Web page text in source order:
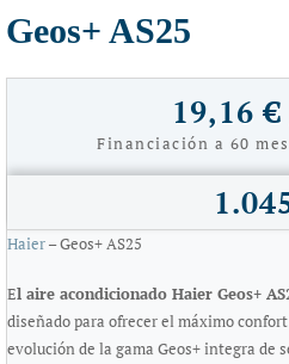
Geos+ AS25
19,16
Financiación a 60
Haier– Geos+ AS25
El aire acondicionado Haier Geos+
diseñado para ofrecer el máximo
evolución de la gama Geos+ integra de